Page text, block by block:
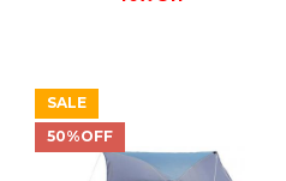
SALE
50%OFF